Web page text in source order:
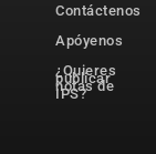
Contáctenos
Apóyenos
¿Quieres
publicar
notas de
IPS?